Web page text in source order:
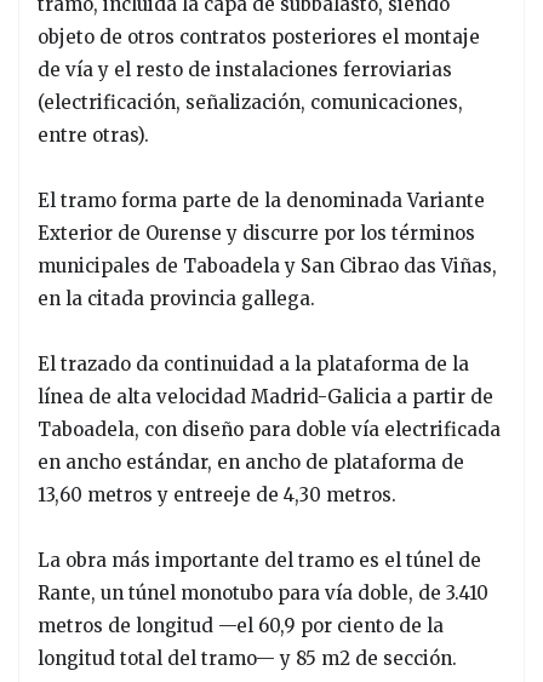
objeto de otros contratos posteriores el montaje
de vía y el resto de instalaciones ferroviarias
(electrificación, señalización, comunicaciones,
entre otras).
El tramo forma parte de la denominada Variante
Exterior de Ourense y discurre por los términos
municipales de Taboadela y San Cibrao das Viñas,
en la citada provincia gallega.
El trazado da continuidad a la plataforma de la
línea de alta velocidad Madrid-Galicia a partir de
Taboadela, con diseño para doble vía electrificada
en ancho estándar, en ancho de plataforma de
13,60 metros y entreeje de 4,30 metros.
La obra más importante del tramo es el túnel de
Rante, un túnel monotubo para vía doble, de 3.410
metros de longitud —el 60,9 por ciento de la
longitud total del tramo— y 85 m2 de sección.